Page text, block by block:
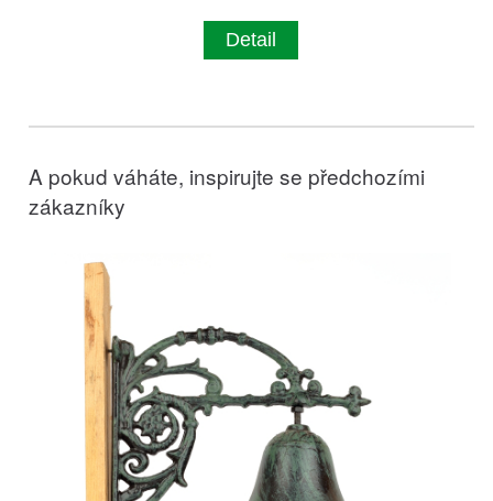
Detail
A pokud váháte, inspirujte se předchozími
zákazníky